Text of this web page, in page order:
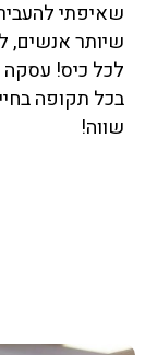
שאיפתי
שיותר אנשים,
לכל כיס!
בכל תקופה
שווה!